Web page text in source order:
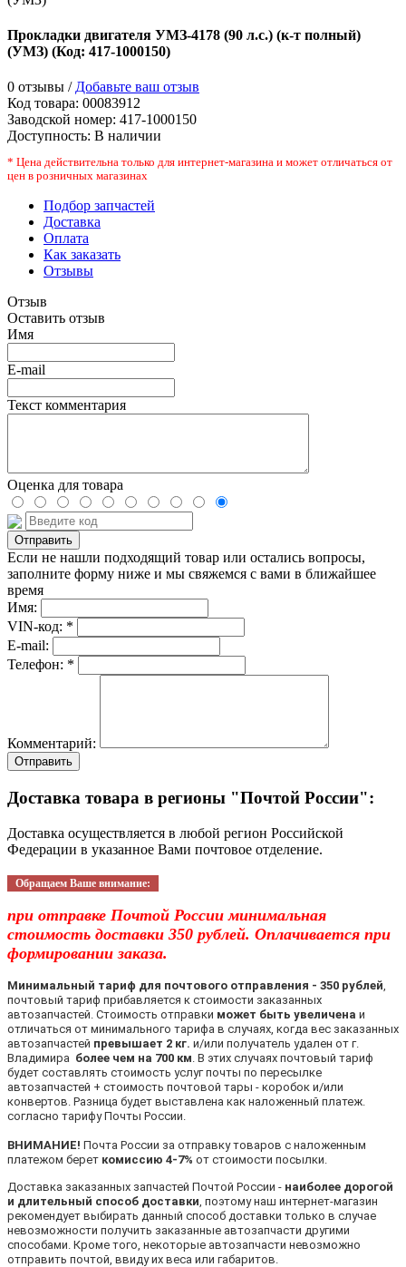
Прокладки двигателя УМЗ-4178 (90 л.с.) (к-т полный)
(УМЗ) (Код: 417-1000150)
0 отзывы / Добавьте ваш отзыв
Код товара: 00083912
Заводской номер: 417-1000150
Доступность: В наличии
* Цена действительна только для интернет-магазина и может отличаться от
цен в розничных магазинах
Подбор запчастей
Доставка
Оплата
Как заказать
Отзывы
Отзыв
Оставить отзыв
Имя
E-mail
Текст комментария
Оценка для товара
Если не нашли подходящий товар или остались вопросы,
заполните форму ниже и мы свяжемся с вами в ближайшее
время
Имя:
VIN-код: *
E-mail:
Телефон: *
Комментарий:
Отправить
Доставка товара в регионы "Почтой России":
Доставка осуществляется в любой регион Российской
Федерации в указанное Вами почтовое отделение.
Обращаем Ваше внимание:
при отправке Почтой России минимальная
стоимость доставки 350 рублей. Оплачивается при
формировании заказа.
Минимальный тариф для почтового отправления - 350 рублей
почтовый тариф прибавляется к стоимости заказанных
автозапчастей. Стоимость отправки может быть увеличена и
отличаться от минимального тарифа в случаях, когда вес заказанных
автозапчастей превышает 2 кг. и/или получатель удален от г.
Владимира более чем на 700 км . В этих случаях почтовый тариф
будет составлять стоимость услуг почты по пересылке
автозапчастей + стоимость почтовой тары - коробок и/или
конвертов. Разница будет выставлена как наложенный платеж.
согласно тарифу Почты России.
ВНИМАНИЕ! Почта России за отправку товаров с наложенным
платежом берет комиссию 4-7% от стоимости посылки.
Доставка заказанных запчастей Почтой России - наиболее дорогой
и длительный способ доставки , поэтому наш интернет-магазин
рекомендует выбирать данный способ доставки только в случае
невозможности получить заказанные автозапчасти другими
способами. Кроме того, некоторые автозапчасти невозможно
отправить почтой, ввиду их веса или габаритов.